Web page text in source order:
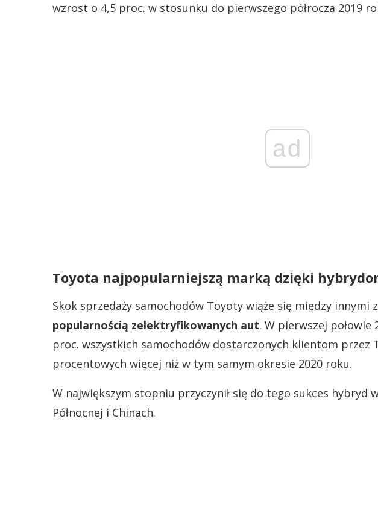
wzrost o 4,5 proc. w stosunku do pierwszego półrocza 2019
ad
Toyota najpopularniejszą marką dzięki
Skok sprzedaży samochodów Toyoty wiąże się między innymi
popularnością zelektryfikowanych aut. W pierwszej połowie
proc. wszystkich samochodów dostarczonych klientom przez
procentowych więcej niż w tym samym okresie 2020 roku.
W największym stopniu przyczynił się do tego sukces hybryd
Północnej i Chinach.